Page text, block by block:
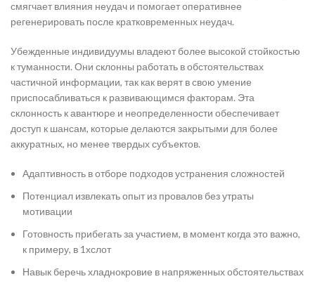
смягчает влияния неудач и помогает оперативнее
регенерировать после кратковременных неудач.
Убежденные индивидуумы владеют более высокой стойкостью
к туманности. Они склонны работать в обстоятельствах
частичной информации, так как верят в свою умение
приспосабливаться к развивающимся факторам. Эта
склонность к авантюре и неопределенности обеспечивает
доступ к шансам, которые делаются закрытыми для более
аккуратных, но менее твердых субъектов.
Адаптивность в отборе подходов устранения сложностей
Потенциал извлекать опыт из провалов без утраты
мотивации
Готовность прибегать за участием, в момент когда это важно,
к примеру, в 1хслот
Навык беречь хладнокровие в напряженных обстоятельствах